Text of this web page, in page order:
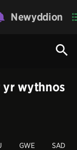
Newyddion
yr wythnos
GWE SAD